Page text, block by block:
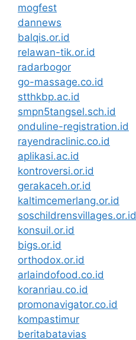
mogfest
dannews
balqis.or.id
relawan-tik.or.id
radarbogor
go-massage.co.id
stthkbp.ac.id
smpn5tangsel.sch.id
onduline-registration.id
rayendraclinic.co.id
aplikasi.ac.id
kontroversi.or.id
gerakaceh.or.id
kaltimcemerlang.or.id
soschildrensvillages.or.id
konsuil.or.id
bigs.or.id
orthodox.or.id
arlaindofood.co.id
koranriau.co.id
promonavigator.co.id
kompastimur
beritabatavias